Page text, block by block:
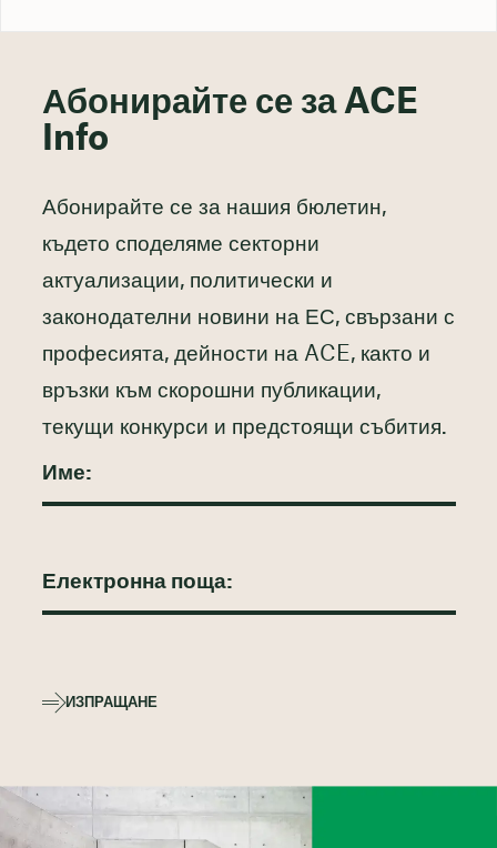
Абонирайте се за ACE
Info
Абонирайте се за нашия бюлетин,
където споделяме секторни
актуализации, политически и
законодателни новини на ЕС, свързани с
професията, дейности на ACE, както и
връзки към скорошни публикации,
текущи конкурси и предстоящи събития.
ИЗПРАЩАНЕ